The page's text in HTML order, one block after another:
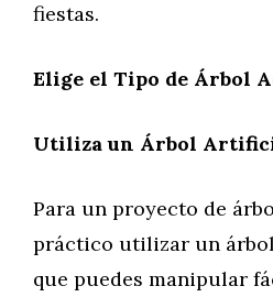
fiestas.
Elige el Tipo de Árbol
Utiliza un Árbol
Para un proyecto de
práctico utilizar un
que puedes manipular